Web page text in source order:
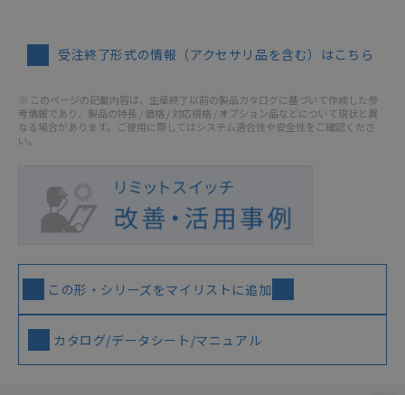
受注終了形式の情報（アクセサリ品を含む）はこちら
※ このページの記載内容は、生産終了以前の製品カタログに基づいて作成した参
考情報であり、製品の特長 / 価格 / 対応規格 / オプション品などについて現状と異
なる場合があります。ご使用に際してはシステム適合性や安全性をご確認くださ
い。
この形・シリーズをマイリストに追加
カタログ/データシート/マニュアル